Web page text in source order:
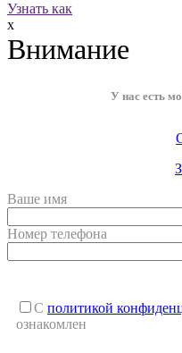
Узнать как
x
Внимание
У нас есть
Ваше имя
Номер телефона
С политикой
ознакомлен